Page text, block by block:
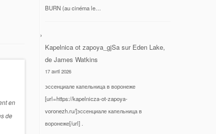
en
de
BURN (au cinéma le…
Kapelnica ot zapoya_gjSa sur Eden Lake,
de James Watkins
17 avril 2026
эссенциале капельница в воронеже
[url=https://kapelnicza-ot-zapoya-
voronezh.ru/]эссенциале капельница в
воронеже[/url] .